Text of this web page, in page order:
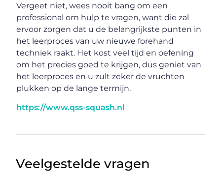
Vergeet niet, wees nooit bang om een
professional om hulp te vragen, want die zal
ervoor zorgen dat u de belangrijkste punten in
het leerproces van uw nieuwe forehand
techniek raakt. Het kost veel tijd en oefening
om het precies goed te krijgen, dus geniet van
het leerproces en u zult zeker de vruchten
plukken op de lange termijn.
https://www.qss-squash.nl
Veelgestelde vragen